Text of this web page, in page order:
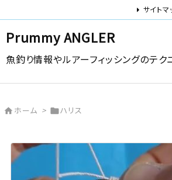
Prummy ANGLER
魚釣り情報やルアーフィッシングのテク
サイトマ
 ホーム > ハリス